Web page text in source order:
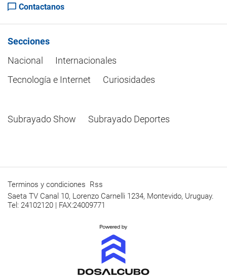
Contactanos
Secciones
Nacional
Internacionales
Tecnología e Internet
Curiosidades
Subrayado Show Subrayado Deportes
Terminos y condiciones Rss
Saeta TV Canal 10, Lorenzo Carnelli 1234, Montevido, Uruguay.
Tel: 24102120 | FAX:24009771